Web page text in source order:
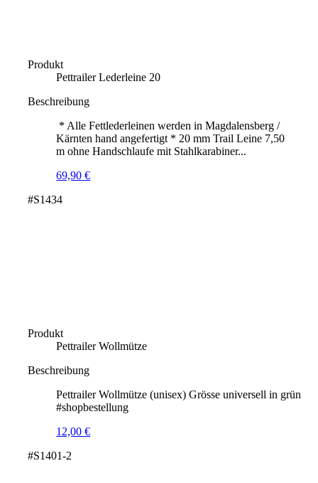
Produkt
Pettrailer Lederleine 20
Beschreibung
* Alle Fettlederleinen werden in Magdalensberg /
Kärnten hand angefertigt * 20 mm Trail Leine 7,50
m ohne Handschlaufe mit Stahlkarabiner...
69,90€
#S1434
Produkt
Pettrailer Wollmütze
Beschreibung
Pettrailer Wollmütze (unisex) Grösse universell in grün
#shopbestellung
12,00€
#S1401-2